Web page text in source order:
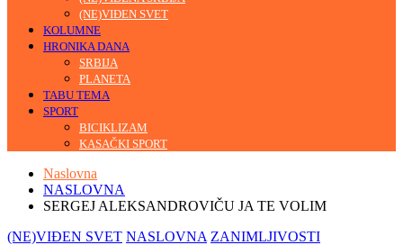
(NE)VIĐEN SVET
KOLUMNE
HRONIKA DANA
SRBIJA
PLANETA
TABU TEMA
SPORT
BICIKLIZAM
KASAČKI SPORT
Naslovna
NASLOVNA
SERGEJ ALEKSANDROVIČU JA TE VOLIM
(NE)VIĐEN SVET NASLOVNA ZANIMLJIVOSTI